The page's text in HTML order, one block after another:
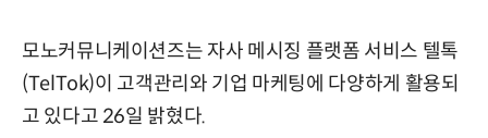
모노커뮤니케이션즈는 자사 메시징 플랫폼 서비스 텔톡
(TelTok)이 고객관리와 기업 마케팅에 다양하게 활용되
고 있다고 26일 밝혔다.